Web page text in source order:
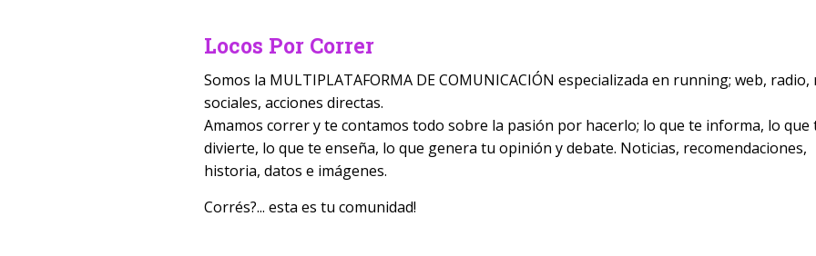
Locos Por Correr
Somos la MULTIPLATAFORMA DE COMUNICACIÓN especializada en running; web, radio,
sociales, acciones directas.
Amamos correr y te contamos todo sobre la pasión por hacerlo; lo que te informa, lo que
divierte, lo que te enseña, lo que genera tu opinión y debate. Noticias, recomendaciones,
historia, datos e imágenes.
Corrés?... esta es tu comunidad!